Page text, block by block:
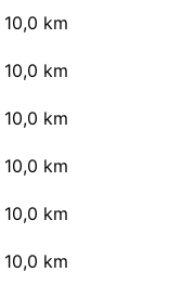
10,0 km
10,0 km
10,0 km
10,0 km
10,0 km
10,0 km